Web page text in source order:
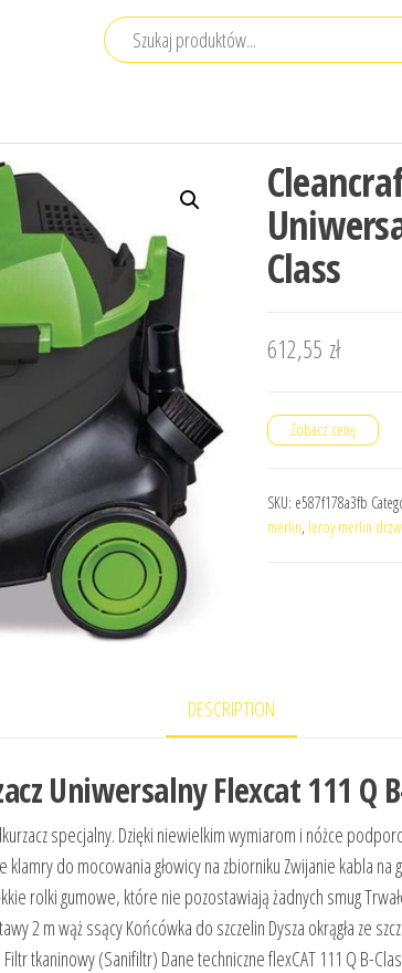
Class
612,55 zł
Zobacz cenę
SKU: e587f178a3fb
merlin, leroy merlin
DESCRIPTION
Uniwersalny Flexcat 111 Q
specjalny. Dzięki niewielkim wymiarom i nóżce
klamry do mocowania głowicy na zbiorniku Zwijanie kabla na
rolki gumowe, które nie pozostawiają żadnych smug
2 m wąż ssący Końcówka do szczelin Dysza okrągła ze
tkaninowy (Sanifiltr) Dane techniczne flexCAT 111 Q B-